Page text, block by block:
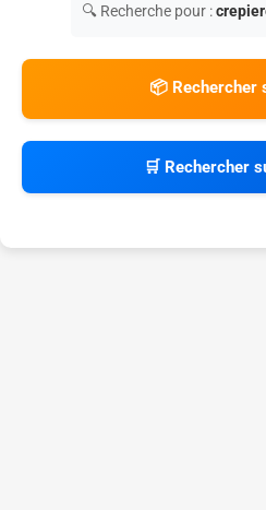
🔍 Recherche pour :
📦 Rechercher
🛒 Rechercher